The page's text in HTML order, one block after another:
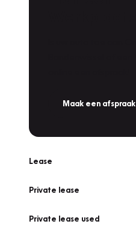
Maak een afspraak
Lease
Private lease
Private lease used